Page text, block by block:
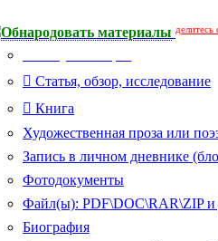
Обнародовать материалы
Статья, обзор, исследование
Книга
Художественная проза или
Запись в личном дневнике
Фотодокументы
Файл(ы): PDF\DOC\RAR\ZIP и
Биография